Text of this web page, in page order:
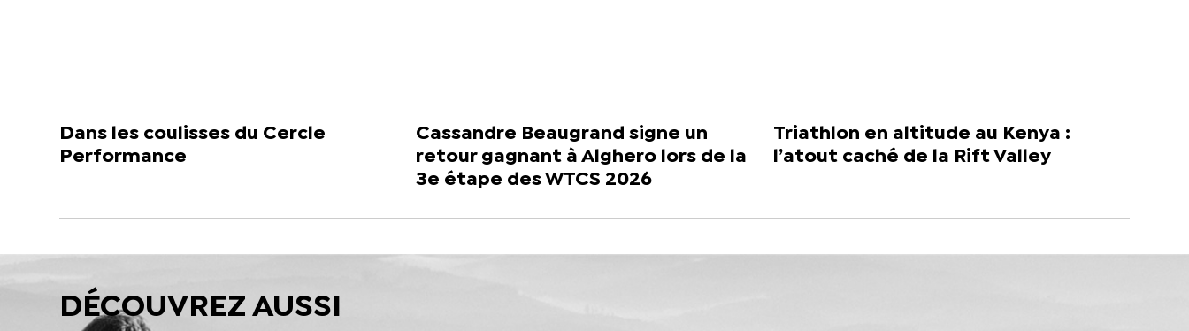
Dans les coulisses du Cercle
Performance
Cassandre Beaugrand signe un
retour gagnant à Alghero lors de la
3e étape des WTCS 2026
Triathlon en altitude au Kenya :
l’atout caché de la Rift Valley
DÉCOUVREZ AUSSI